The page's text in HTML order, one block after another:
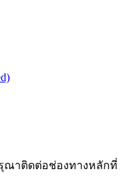
รุณาติดต่อช่องทางหลักที่